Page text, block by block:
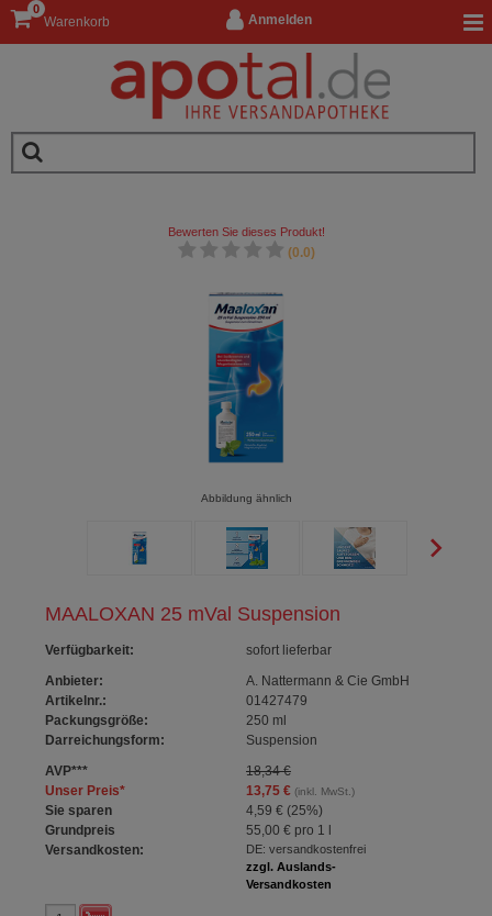
Anmelden
Warenkorb
0
MAALOXAN 25 mVal Suspension
Verfügbarkeit:
sofort lieferbar
Anbieter:
A. Nattermann & Cie GmbH
Artikelnr.:
01427479
Packungsgröße:
250 ml
Darreichungsform:
Suspension
AVP***
18,34 €
Unser Preis* 13,75 €(inkl. MwSt.)
Sie sparen 4,59 € (25%)
Grundpreis
55,00 €pro 1 l
Versandkosten:
DE: versandkostenfrei
zzgl. Auslands-
Versandkosten
Bewerten Sie dieses Produkt!
(0.0)
Abbildung ähnlich